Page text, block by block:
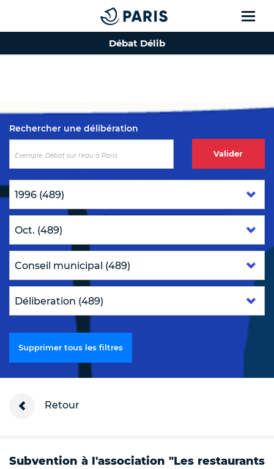
Top of the page
Débat Délib
Rechercher une délibération
Valider
Supprimer tous les filtres
Retour
Subvention à l'association "Les restaurants